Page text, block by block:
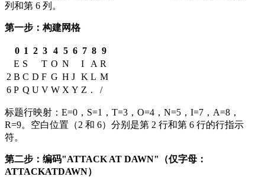
列和第 6 列。
第一步：构建网格
0 1 2 3 4 5 6 7 8 9
E S T O N I A R
2 B C D F G H J K L M
6 P Q U V W X Y Z . /
标题行映射：E=0，S=1，T=3，O=4，N=5，I=7，A=8，
R=9。空白位置（2 和 6）分别是第 2 行和第 6 行的行指示
符。
第二步：编码"ATTACK AT DAWN"（仅字母：
ATTACKATDAWN）